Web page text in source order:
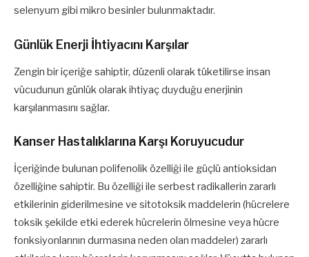
selenyum gibi mikro besinler bulunmaktadır.
Günlük Enerji İhtiyacını Karşılar
Zengin bir içeriğe sahiptir, düzenli olarak tüketilirse insan
vücudunun günlük olarak ihtiyaç duyduğu enerjinin
karşılanmasını sağlar.
Kanser Hastalıklarına Karşı Koruyucudur
İçeriğinde bulunan polifenolik özelliği ile güçlü antioksidan
özelliğine sahiptir. Bu özelliği ile serbest radikallerin zararlı
etkilerinin giderilmesine ve sitotoksik maddelerin (hücrelere
toksik şekilde etki ederek hücrelerin ölmesine veya hücre
fonksiyonlarının durmasına neden olan maddeler) zararlı